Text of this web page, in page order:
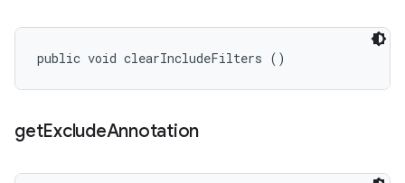
public void clearIncludeFilters ()
getExcludeAnnotation